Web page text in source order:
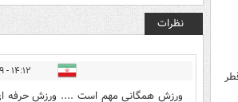
نظرات
۱۴:۱۲ - ۱۴۰۴/۰۲/۲۹
ورزش همگانی مهم است .... ورزش حرفه ای